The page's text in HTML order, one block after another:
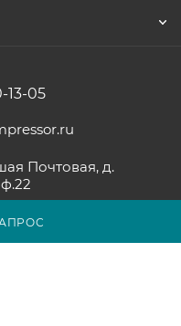
13-05
Почтовая, д.